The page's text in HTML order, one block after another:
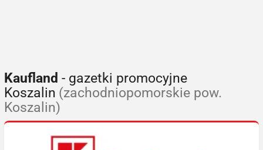
Kaufland - gazetki promocyjne
Koszalin (zachodniopomorskie pow.
Koszalin)